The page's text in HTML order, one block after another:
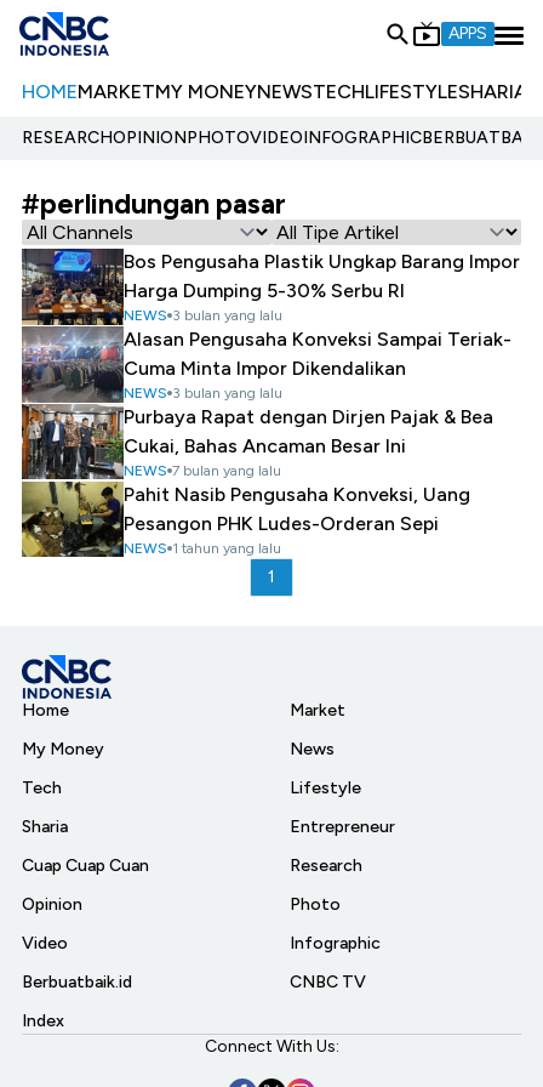
APPS
HOMEMARKETMY MONEYNEWSTECHLIFESTYLESHARIA
RESEARCHOPINIONPHOTOVIDEOINFOGRAPHIC
#perlindungan pasar
Bos Pengusaha Plastik Ungkap Barang Impor
Harga Dumping 5-30% Serbu RI
NEWS 3 bulan yang lalu
Alasan Pengusaha Konveksi Sampai Teriak-
Cuma Minta Impor Dikendalikan
NEWS 3 bulan yang lalu
Purbaya Rapat dengan Dirjen Pajak & Bea
Cukai, Bahas Ancaman Besar Ini
NEWS 7 bulan yang lalu
Pahit Nasib Pengusaha Konveksi, Uang
Pesangon PHK Ludes-Orderan Sepi
NEWS 1 tahun yang lalu
1
Home
My Money
Tech
Sharia
Cuap Cuap Cuan
Opinion
Video
Berbuatbaik.id
Index
Market
News
Lifestyle
Entrepreneur
Research
Photo
Infographic
CNBC TV
Connect With Us: